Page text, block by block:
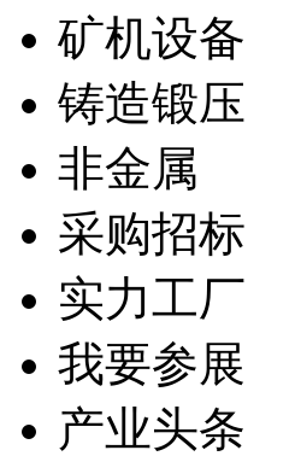
矿机设备
铸造锻压
非金属
采购招标
实力工厂
我要参展
产业头条